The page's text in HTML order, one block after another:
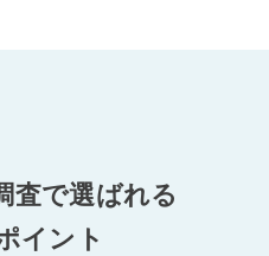
査で選ばれる
イント